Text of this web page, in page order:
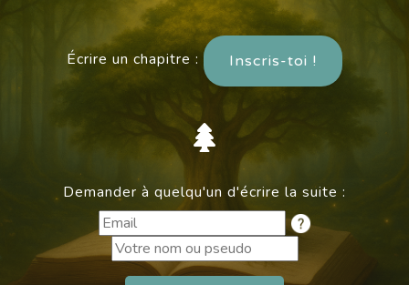
Écrire un chapitre : Inscris-toi !
Demander à quelqu'un d'écrire la suite :